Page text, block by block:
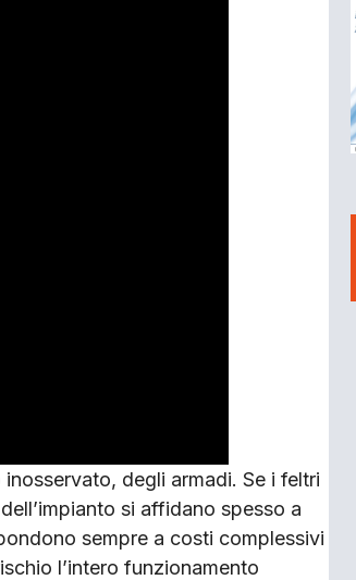
degli armadi. Se i feltri
si affidano spesso a
sempre a costi complessivi
l’intero funzionamento